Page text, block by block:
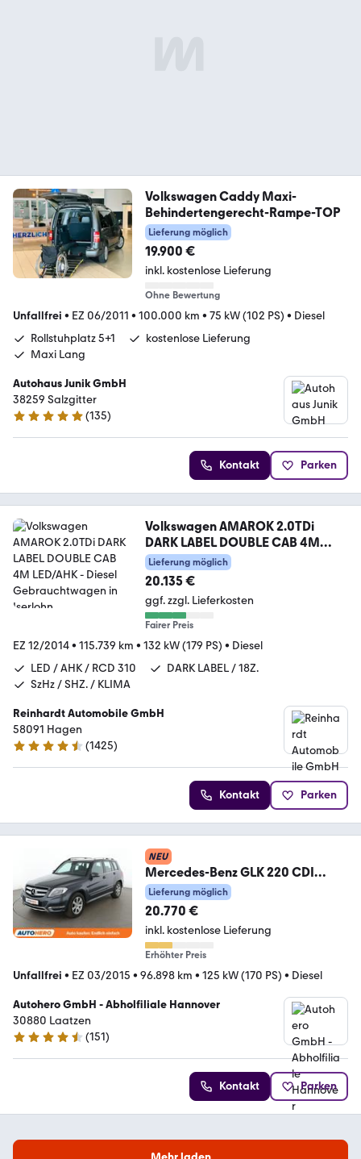
Volkswagen Caddy Maxi-
Behindertengerecht-Rampe-TOP
Lieferung möglich
19.900 €
inkl. kostenlose Lieferung
Ohne Bewertung
Unfallfrei • EZ 06/2011 • 100.000 km • 75 kW (102 PS) • Diesel
Rollstuhplatz 5+1
kostenlose Lieferung
Maxi Lang
Autohaus Junik GmbH
38259 Salzgitter
4.9 Sterne
(135)
Kontakt Parken
Volkswagen AMAROK 2.0TDi
DARK LABEL DOUBLE CAB 4M
LED/AHK
Lieferung möglich
20.135 €
ggf. zzgl. Lieferkosten
Fairer Preis
EZ 12/2014• 115.739 km • 132 kW (179 PS) • Diesel
LED / AHK / RCD 310
DARK LABEL / 18Z.
SzHz / SHZ. / KLIMA
Reinhardt Automobile GmbH
58091 Hagen
4.7 Sterne
(1425)
Kontakt Parken
NEU
Mercedes-Benz GLK 220 CDI
4Matic BlueEfficiency
Aut.*NAV*TEMP*
Lieferung möglich
20.770 €
inkl. kostenlose Lieferung
Erhöhter Preis
Unfallfrei • EZ 03/2015 • 96.898 km • 125 kW (170 PS) • Diesel
Autohero GmbH - Abholfiliale Hannover
30880 Laatzen
4.7 Sterne
(151)
Kontakt Parken